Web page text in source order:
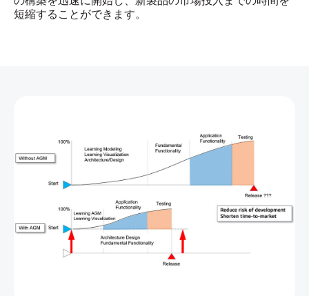
短縮することができます。